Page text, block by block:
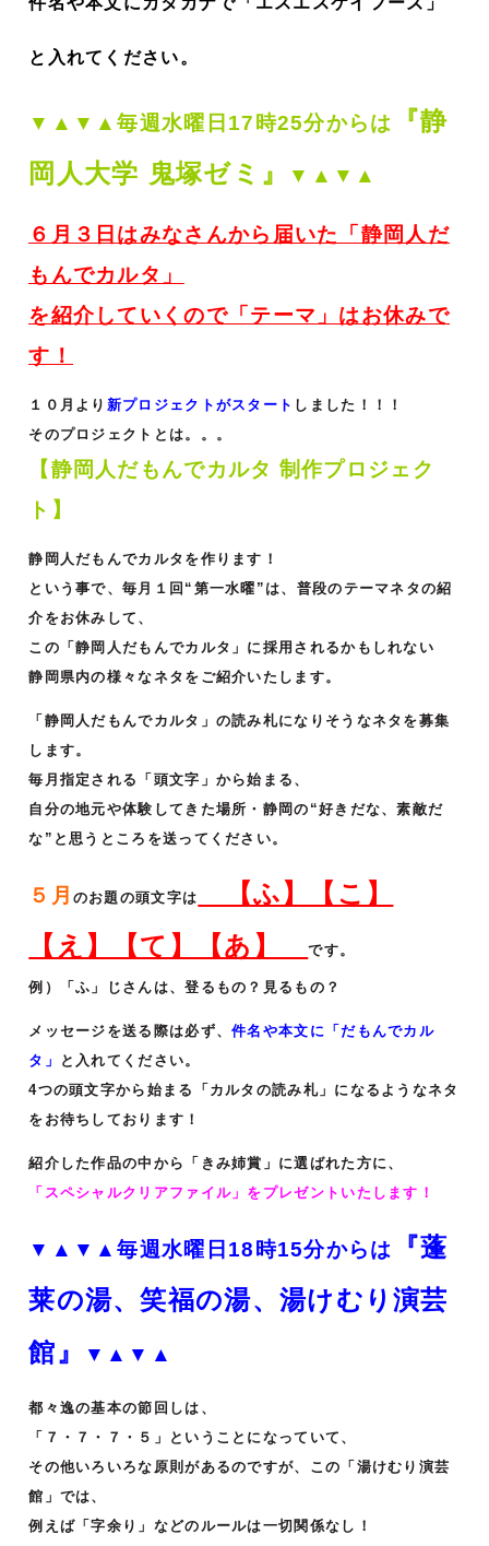
と入れてください。
▼▲▼▲毎週水曜日17時25分からは
『静
岡人大学 鬼塚ゼミ』
▼▲▼▲
６月３ 日はみなさんから届いた「静岡⼈だ
もんでカルタ」
を紹介していくので「テーマ」はお休みで
す！
１０月より 新プロジェクトがスタート しました！！！
そのプロジェクトとは。。。
【静岡人だもんでカルタ 制作プロジェク
ト】
静岡人だもんでカルタを作ります！
という事で、毎月１回“第一水曜”は、普段のテーマネタの紹
介をお休みして、
この「静岡人だもんでカルタ」に採用されるかもしれない
静岡県内の様々なネタをご紹介いたします。
「静岡人だもんでカルタ」の読み札になりそうなネタを募集
します。
毎月指定される「頭文字」から始まる、
自分の地元や体験してきた場所・静岡の“好きだな、素敵だ
な”と思うところを送ってください。
５月 のお題の頭文字は
【ふ】【こ】
【え】【て】【あ】です。
例）「ふ」じさんは、登るもの？見るもの？
メッセージを送る際は必ず、件名や本文に「だもんでカル
タ」
と入れてください。
4つの頭文字から始まる「カルタの読み札」になるようなネタ
をお待ちしております！
紹介した作品の中から「きみ姉賞」に選ばれた方に、
「スペシャルクリアファイル」をプレゼントいたします！
▼▲▼▲毎週水曜日18時15分からは
『蓬
莱の湯、笑福の湯、湯けむり演芸
館』
▼▲▼▲
都々逸の基本の節回しは、
「７・７・７・５」ということになっていて、
その他いろいろな原則があるのですが、この「湯けむり演芸
館」では、
例えば「字余り」などのルールは一切関係なし！